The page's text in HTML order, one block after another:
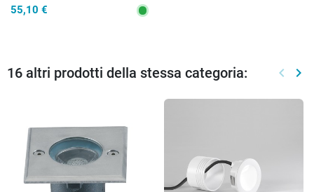
55,10 €
16 altri prodotti della stessa categoria: keyboard_arrow_left keyboard_arrow_right